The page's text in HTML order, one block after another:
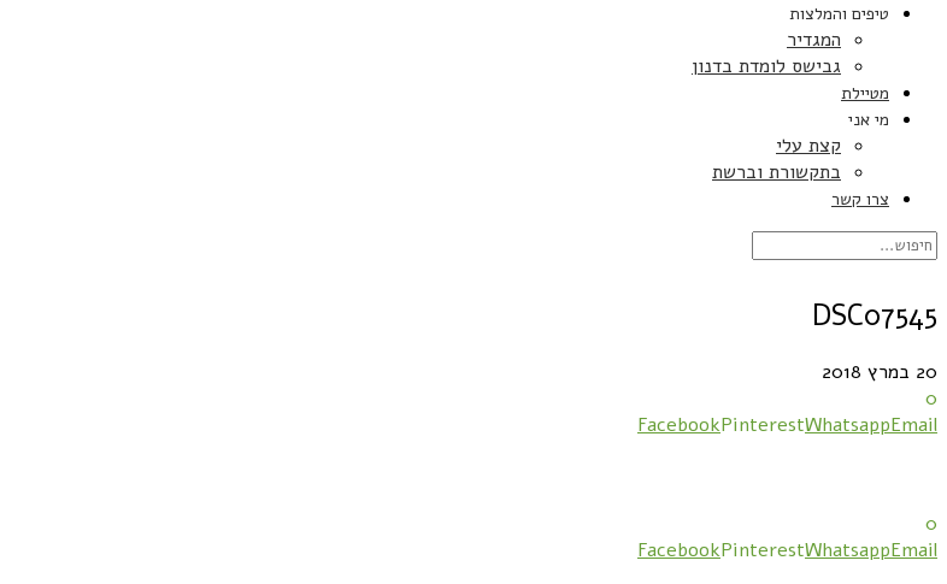
טיפים והמלצות
המגדיר
גבישס לומדת בדנון
מטיילת
מי אני
קצת עלי
בתקשורת וברשת
צרו קשר
DSC07545
20 במרץ 2018
0
FacebookPinterestWhatsappEmail
0
FacebookPinterestWhatsappEmail